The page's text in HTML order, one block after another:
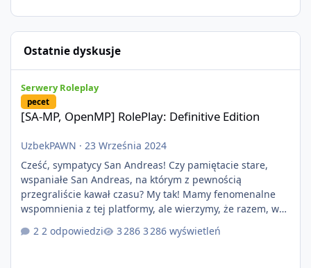
Ostatnie dyskusje
Serwery Roleplay
pecet
[SA-MP, OpenMP] RolePlay: Definitive Edition
UzbekPAWN · 23 Września 2024
Cześć, sympatycy San Andreas! Czy pamiętacie stare,
wspaniałe San Andreas, na którym z pewnością
przegraliście kawał czasu? My tak! Mamy fenomenalne
wspomnienia z tej platformy, ale wierzymy, że razem, w
nowopowstającym projekcie RolePlay: Definitive Edition
uda nam się zbudować nowe, piękne chwile w roleplayu,
2 odpowiedzi 3 286 wyświetleń